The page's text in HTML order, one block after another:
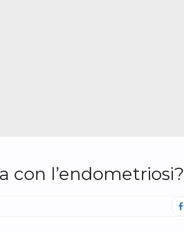
con l’endometriosi?